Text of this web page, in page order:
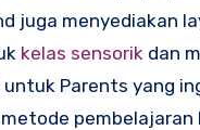
juga menyediakan
kelas sensorik dan
untuk Parents yang
pembelajaran